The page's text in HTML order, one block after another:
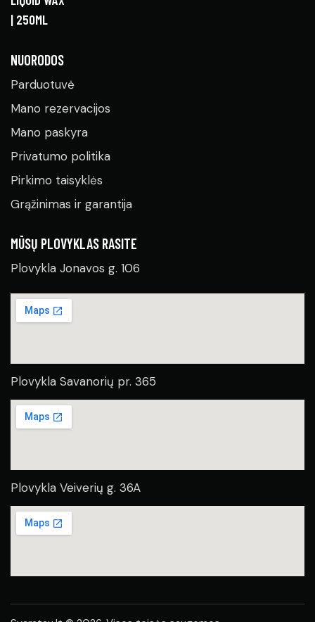
NUORODOS
Parduotuvė
Mano rezervacijos
Mano paskyra
Privatumo politika
Pirkimo taisyklės
Grąžinimas ir garantija
MŪSŲ PLOVYKLAS RASITE
Plovykla Jonavos g. 106
Plovykla Savanorių pr. 365
Plovykla Veiverių g. 36A